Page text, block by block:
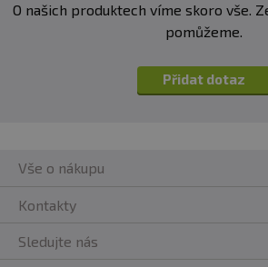
O našich produktech víme skoro vše.
pomůžeme.
Přidat dotaz
Vše o nákupu
Kontakty
Sledujte nás